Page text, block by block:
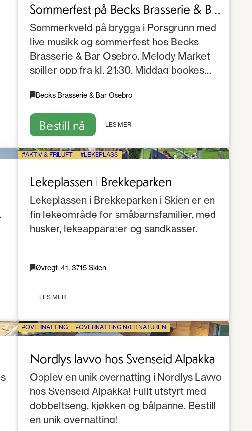
Sommerfest på Becks Brasserie & Bar
Osebro 2026
Sommerkveld på brygga i Porsgrunn med
live musikk og sommerfest hos Becks
Brasserie & Bar Osebro. Melody Market
spiller opp fra kl. 21:30. Middag bookes
Becks Brasserie & Bar Osebro
Bestill nå LES MER
AKTIV & FRILUFT LEKEPLASS
Lekeplassen i Brekkeparken
Lekeplassen i Brekkeparken i Skien er en
fin lekeområde for småbarnsfamilier, med
husker, lekeapparater og sandkasser.
Øvregt. 41, 3715 Skien
LES MER
OVERNATTING OVERNATTING NÆR NATUREN
Nordlys lavvo hos Svenseid Alpakka
Opplev en unik overnatting i Nordlys Lavvo
hos Svenseid Alpakka! Fullt utstyrt med
dobbeltseng, kjøkken og bålpanne. Bestill
en unik overnatting!